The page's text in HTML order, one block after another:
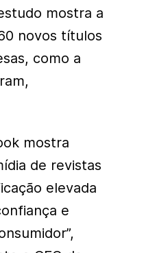
mostra a
novos títulos
como a
mostra
de revistas
elevada
e